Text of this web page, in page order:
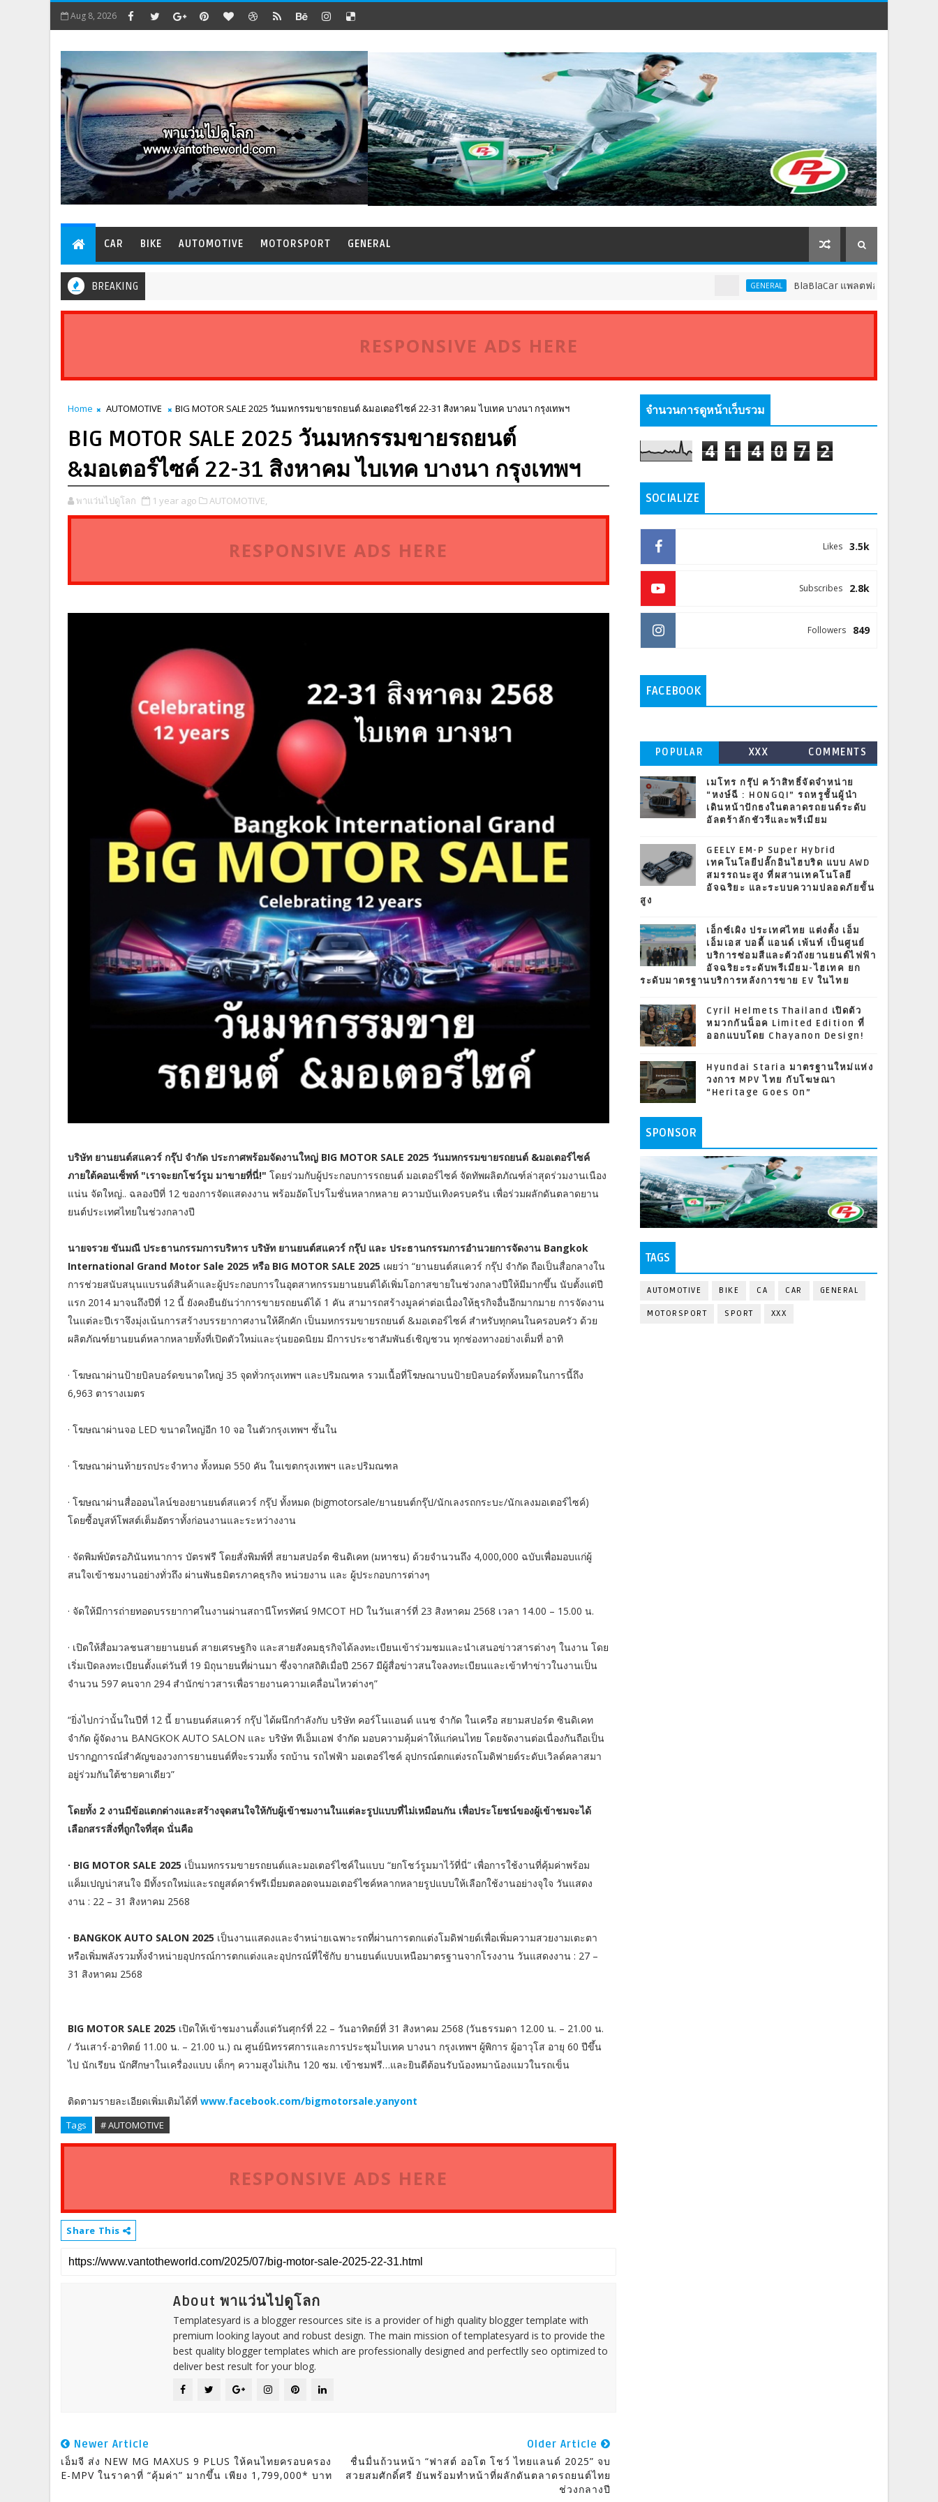
Aug 8, 2026
CAR BIKE AUTOMOTIVE MOTORSPORT GENERAL
BREAKING BlaBlaCar แพลตฟอร์มคาร์พูลชั้นนำระดับโ
RESPONSIVE ADS HERE
Home AUTOMOTIVE BIG MOTOR SALE 2025 วันมหกรรมขายรถยนต์ &มอเตอร์ไซค์ 22-31 สิงหาคม ไบเทค บางนา กรุงเทพฯ
BIG MOTOR SALE 2025 วันมหกรรมขายรถยนต์
&มอเตอร์ไซค์ 22-31 สิงหาคม ไบเทค บางนา กรุงเทพฯ
พาแว่นไปดูโลก 1 year ago AUTOMOTIVE,
RESPONSIVE ADS HERE
บริษัท ยานยนต์สแควร์ กรุ๊ป จำกัด ประกาศพร้อมจัดงานใหญ่ BIG MOTOR SALE 2025 วันมหกรรมขายรถยนต์ &มอเตอร์ไซค์
ภายใต้คอนเซ็พท์ "เราจะยกโชว์รูม มาขายที่นี่!" โดยร่วมกับผู้ประกอบการรถยนต์ มอเตอร์ไซค์ จัดทัพผลิตภัณฑ์ล่าสุดร่วมงานเนือง
แน่น จัดใหญ่.. ฉลองปีที่ 12 ของการจัดแสดงงาน พร้อมอัดโปรโมชั่นหลากหลาย ความบันเทิงครบครัน เพื่อร่วมผลักดันตลาดยาน
ยนต์ประเทศไทยในช่วงกลางปี
นายจรวย ขันมณี ประธานกรรมการบริหาร บริษัท ยานยนต์สแควร์ กรุ๊ป และ ประธานกรรมการอำนวยการจัดงาน Bangkok
International Grand Motor Sale 2025 หรือ BIG MOTOR SALE 2025 เผยว่า “ยานยนต์สแควร์ กรุ๊ป จำกัด ถือเป็นสื่อกลางใน
การช่วยสนับสนุนแบรนด์สินค้าและผู้ประกอบการในอุตสาหกรรมยานยนต์ได้เพิ่มโอกาสขายในช่วงกลางปีให้มีมากขึ้น นับตั้งแต่ปี
แรก 2014 มาจนถึงปีที่ 12 นี้ ยังคงยืนยันว่าการขายรถยนต์ได้ 1 คัน สามารถสร้างมูลค่าต่อเนื่องให้ธุรกิจอื่นอีกมากมาย การจัดงาน
ในแต่ละปีเราจึงมุ่งเน้นการสร้างบรรยากาศงานให้คึกคัก เป็นมหกรรมขายรถยนต์ &มอเตอร์ไซค์ สำหรับทุกคนในครอบครัว ด้วย
ผลิตภัณฑ์ยานยนต์หลากหลายทั้งที่เปิดตัวใหม่และรุ่นยอดนิยม มีการประชาสัมพันธ์เชิญชวน ทุกช่องทางอย่างเต็มที่ อาทิ
· โฆษณาผ่านป้ายบิลบอร์ดขนาดใหญ่ 35 จุดทั่วกรุงเทพฯ และปริมณฑล รวมเนื้อที่โฆษณาบนป้ายบิลบอร์ดทั้งหมดในการนี้ถึง
6,963 ตารางเมตร
· โฆษณาผ่านจอ LED ขนาดใหญ่อีก 10 จอ ในตัวกรุงเทพฯ ชั้นใน
· โฆษณาผ่านท้ายรถประจำทาง ทั้งหมด 550 คัน ในเขตกรุงเทพฯ และปริมณฑล
· โฆษณาผ่านสื่อออนไลน์ของยานยนต์สแควร์ กรุ๊ป ทั้งหมด (bigmotorsale/ยานยนต์กรุ๊ป/นักเลงรถกระบะ/นักเลงมอเตอร์ไซค์)
โดยซื้อบูสท์โพสต์เต็มอัตราทั้งก่อนงานและระหว่างงาน
· จัดพิมพ์บัตรอภินันทนาการ บัตรฟรี โดยสั่งพิมพ์ที่ สยามสปอร์ต ซินดิเคท (มหาชน) ด้วยจำนวนถึง 4,000,000 ฉบับเพื่อมอบแก่ผู้
สนใจเข้าชมงานอย่างทั่วถึง ผ่านพันธมิตรภาคธุรกิจ หน่วยงาน และ ผู้ประกอบการต่างๆ
· จัดให้มีการถ่ายทอดบรรยากาศในงานผ่านสถานีโทรทัศน์ 9MCOT HD ในวันเสาร์ที่ 23 สิงหาคม 2568 เวลา 14.00 – 15.00 น.
· เปิดให้สื่อมวลชนสายยานยนต์ สายเศรษฐกิจ และสายสังคมธุรกิจได้ลงทะเบียนเข้าร่วมชมและนำเสนอข่าวสารต่างๆ ในงาน โดย
เริ่มเปิดลงทะเบียนตั้งแต่วันที่ 19 มิถุนายนที่ผ่านมา ซึ่งจากสถิติเมื่อปี 2567 มีผู้สื่อข่าวสนใจลงทะเบียนและเข้าทำข่าวในงานเป็น
จำนวน 597 คนจาก 294 สำนักข่าวสารเพื่อรายงานความเคลื่อนไหวต่างๆ”
“ยิ่งไปกว่านั้นในปีที่ 12 นี้ ยานยนต์สแควร์ กรุ๊ป ได้ผนึกกำลังกับ บริษัท คอร์โนแอนด์ แนช จำกัด ในเครือ สยามสปอร์ต ซินดิเคท
จำกัด ผู้จัดงาน BANGKOK AUTO SALON และ บริษัท ทีเอ็มเอฟ จำกัด มอบความคุ้มค่าให้แก่คนไทย โดยจัดงานต่อเนื่องกันถือเป็น
ปรากฏการณ์สำคัญของวงการยานยนต์ที่จะรวมทั้ง รถบ้าน รถไฟฟ้า มอเตอร์ไซค์ อุปกรณ์ตกแต่งรถโมดิฟายด์ระดับเวิลด์คลาสมา
อยู่ร่วมกันใต้ชายคาเดียว”
โดยทั้ง 2 งานมีข้อแตกต่างและสร้างจุดสนใจให้กับผู้เข้าชมงานในแต่ละรูปแบบที่ไม่เหมือนกัน เพื่อประโยชน์ของผู้เข้าชมจะได้
เลือกสรรสิ่งที่ถูกใจที่สุด นั่นคือ
· BIG MOTOR SALE 2025 เป็นมหกรรมขายรถยนต์และมอเตอร์ไซค์ในแบบ “ยกโชว์รูมมาไว้ที่นี่” เพื่อการใช้งานที่คุ้มค่าพร้อม
แค็มเปญน่าสนใจ มีทั้งรถใหม่และรถยูสด์คาร์พรีเมี่ยมตลอดจนมอเตอร์ไซค์หลากหลายรูปแบบให้เลือกใช้งานอย่างจุใจ วันแสดง
งาน : 22 – 31 สิงหาคม 2568
· BANGKOK AUTO SALON 2025 เป็นงานแสดงและจำหน่ายเฉพาะรถที่ผ่านการตกแต่งโมดิฟายด์เพื่อเพิ่มความสวยงามเตะตา
หรือเพิ่มพลังรวมทั้งจำหน่ายอุปกรณ์การตกแต่งและอุปกรณ์ที่ใช้กับ ยานยนต์แบบเหนือมาตรฐานจากโรงงาน วันแสดงงาน : 27 –
31 สิงหาคม 2568
BIG MOTOR SALE 2025 เปิดให้เข้าชมงานตั้งแต่วันศุกร์ที่ 22 – วันอาทิตย์ที่ 31 สิงหาคม 2568 (วันธรรมดา 12.00 น. – 21.00 น.
/ วันเสาร์-อาทิตย์ 11.00 น. – 21.00 น.) ณ ศูนย์นิทรรศการและการประชุมไบเทค บางนา กรุงเทพฯ ผู้พิการ ผู้อาวุโส อายุ 60 ปีขึ้น
ไป นักเรียน นักศึกษาในเครื่องแบบ เด็กๆ ความสูงไม่เกิน 120 ซม. เข้าชมฟรี…และยินดีต้อนรับน้องหมาน้องแมวในรถเข็น
ติดตามรายละเอียดเพิ่มเติมได้ที่ www.facebook.com/bigmotorsale.yanyont
Tags # AUTOMOTIVE
RESPONSIVE ADS HERE
Share This
About พาแว่นไปดูโลก
Templatesyard is a blogger resources site is a provider of high quality blogger template with
premium looking layout and robust design. The main mission of templatesyard is to provide the
best quality blogger templates which are professionally designed and perfectlly seo optimized to
deliver best result for your blog.
Newer Article
เอ็มจี ส่ง NEW MG MAXUS 9 PLUS ให้คนไทยครอบครอง
E-MPV ในราคาที่ “คุ้มค่า” มากขึ้น เพียง 1,799,000* บาท
Older Article
ชื่นมื่นถ้วนหน้า “ฟาสต์ ออโต โชว์ ไทยแลนด์ 2025” จบ
สวยสมศักดิ์ศรี ยันพร้อมทำหน้าที่ผลักดันตลาดรถยนต์ไทย
ช่วงกลางปี
จำนวนการดูหน้าเว็บรวม
4 1 4 0 7 2
SOCIALIZE
3.5k
Likes
2.8k
Subscribes
849
Followers
FACEBOOK
POPULAR XXX COMMENTS
เมโทร กรุ๊ป คว้าสิทธิ์จัดจำหน่าย
“หงษ์ฉี : HONGQI” รถหรูชั้นผู้นำ
เดินหน้าปักธงในตลาดรถยนต์ระดับ
อัลตร้าลักชัวรีและพรีเมียม
GEELY EM-P Super Hybrid
เทคโนโลยีปลั๊กอินไฮบริด แบบ AWD
สมรรถนะสูง ที่ผสานเทคโนโลยี
อัจฉริยะ และระบบความปลอดภัยขั้น
สูง
เอ็กซ์เผิง ประเทศไทย แต่งตั้ง เอ็ม
เอ็มเอส บอดี้ แอนด์ เพ้นท์ เป็นศูนย์
บริการซ่อมสีและตัวถังยานยนต์ไฟฟ้า
อัจฉริยะระดับพรีเมียม-ไฮเทค ยก
ระดับมาตรฐานบริการหลังการขาย EV ในไทย
Cyril Helmets Thailand เปิดตัว
หมวกกันน็อค Limited Edition ที่
ออกแบบโดย Chayanon Design!
Hyundai Staria มาตรฐานใหม่แห่ง
วงการ MPV ไทย กับโฆษณา
“Heritage Goes On”
SPONSOR
TAGS
AUTOMOTIVE BIKE CA CAR GENERAL
MOTORSPORT SPORT XXX